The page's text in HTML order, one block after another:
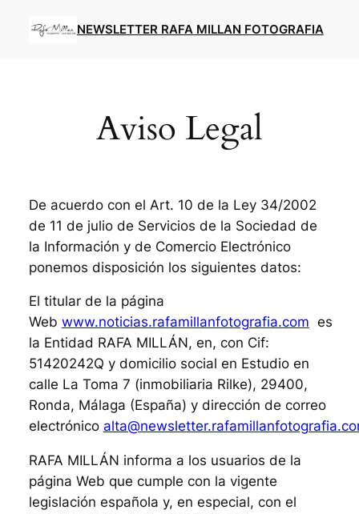
NEWSLETTER RAFA MILLAN FOTOGRAFIA
Aviso Legal
De acuerdo con el Art. 10 de la Ley 34/2002
de 11 de julio de Servicios de la Sociedad de
la Información y de Comercio Electrónico
ponemos disposición los siguientes datos:
El titular de la página
Web www.noticias.rafamillanfotografia.com es
la Entidad RAFA MILLÁN, en, con Cif:
51420242Q y domicilio social en Estudio en
calle La Toma 7 (inmobiliaria Rilke), 29400,
Ronda, Málaga (España) y dirección de correo
electrónico
RAFA MILLÁN informa a los usuarios de la
página Web que cumple con la vigente
legislación española y, en especial, con el